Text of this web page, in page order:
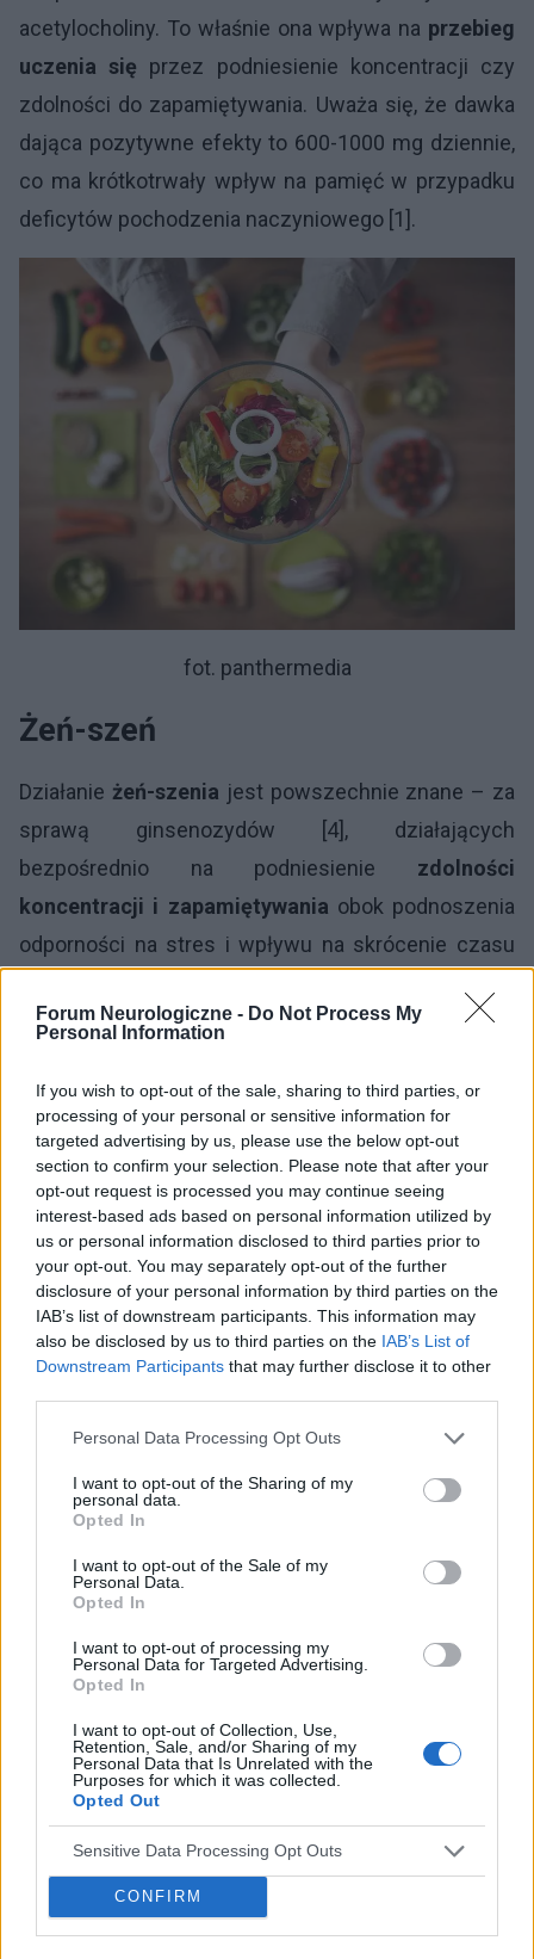
Forum Neurologiczne - Do Not Process My
Personal Information
If you wish to opt-out of the sale, sharing to third parties, or
processing of your personal or sensitive information for
targeted advertising by us, please use the below opt-out
section to confirm your selection. Please note that after your
opt-out request is processed you may continue seeing
interest-based ads based on personal information utilized by
us or personal information disclosed to third parties prior to
your opt-out. You may separately opt-out of the further
disclosure of your personal information by third parties on the
IAB’s list of downstream participants. This information may
also be disclosed by us to third parties on the IAB’s List of
Downstream Participants that may further disclose it to other
Personal Data Processing Opt Outs
I want to opt-out of the Sharing of my
personal data.
Opted In
I want to opt-out of the Sale of my
Personal Data.
Opted In
I want to opt-out of processing my
Personal Data for Targeted Advertising.
Opted In
I want to opt-out of Collection, Use,
Retention, Sale, and/or Sharing of my
Personal Data that Is Unrelated with the
Purposes for which it was collected.
Opted Out
Sensitive Data Processing Opt Outs
CONFIRM
acetylocholiny. To właśnie ona wpływa na przebieg
uczenia się przez podniesienie koncentracji czy
zdolności do zapamiętywania. Uważa się, że dawka
dająca pozytywne efekty to 600-1000 mg dziennie,
co ma krótkotrwały wpływ na pamięć w przypadku
deficytów pochodzenia naczyniowego [1].
fot. panthermedia
Żeń-szeń
Działanie żeń-szenia jest powszechnie znane – za
sprawą ginsenozydów [4], działających
bezpośrednio na podniesienie zdolności
koncentracji i zapamiętywania obok podnoszenia
odporności na stres i wpływu na skrócenie czasu
układ odpornościowy, przyczynia się do spadku
nadwagą. Podobnie jak w przypadku kofeiny nie ma
na chwilę obecną standaryzowanych badań, które
dawałyby dowód dla hipotezy opóźniania schorzeń
otępiennych, a wnioski opiera się obserwacjach
pojedynczych przypadków [1].
1 2
Dobry tekst? Udostępnij go na Facebooku?
Chcesz być na bieżąco? Obserwuj nas
POWIĄZANE
Tematy Kofeina w schorzeniach otępiennych
łagodne zaburzenia funkcji poznawczych
Prewencja dietą Schorzenia otępienne
Zobacz także w języku
deutsch